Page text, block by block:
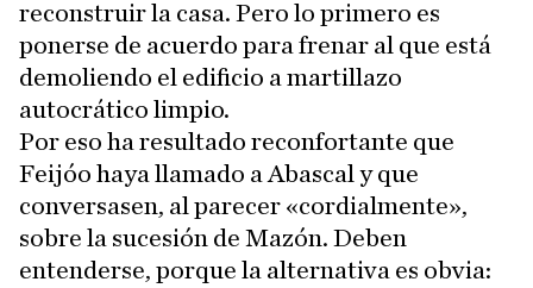
reconstruir la casa. Pero lo primero es
ponerse de acuerdo para frenar al que está
demoliendo el edificio a martillazo
autocrático limpio.
Por eso ha resultado reconfortante que
Feijóo haya llamado a Abascal y que
conversasen, al parecer «cordialmente»,
sobre la sucesión de Mazón. Deben
entenderse, porque la alternativa es obvia: